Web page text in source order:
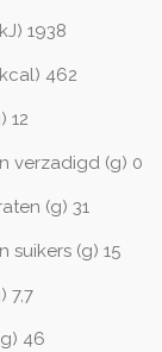
1938
462
12
verzadigd (g) 0
(g) 31
suikers (g) 15
7,7
46